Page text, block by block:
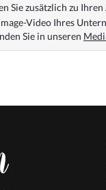
Sie zusätzlich zu
Video Ihres
Sie in unseren